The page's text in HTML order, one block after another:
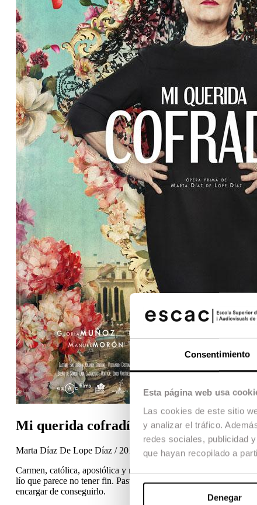
Consentimiento
Esta página web usa
Las cookies de este sitio
y analizar el tráfico.
redes sociales, publicidad
que hayan recopilado a
Denegar
Mi querida cofradía
Marta Díaz De Lope Díaz / 2018 / Comedia / Largometraje
Carmen, católica, apostólica y malagueña, va a convertirse en
lío que parece no tener fin. Pastillas, torrijas, su hija, la nieta y la
encargar de conseguirlo.